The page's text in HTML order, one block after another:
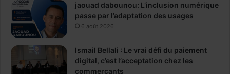
jaouad dabounou: L’inclusion numérique
passe par l’adaptation des usages
6 août 2026
Ismail Bellali : Le vrai défi du paiement
digital, c’est l’acceptation chez les
commerçants